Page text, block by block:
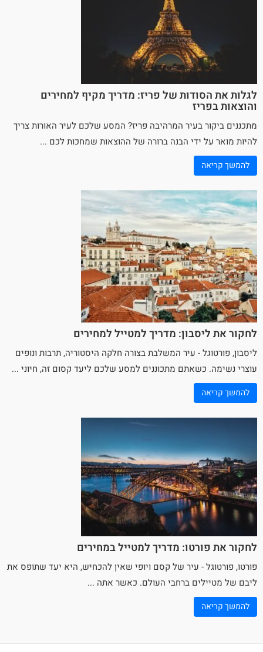
לגלות את הסודות של פריז: מדריך מקיף למחירים
והוצאות בפריז
מתכננים ביקור בעיר המרהיבה פריז? המסע שלכם לעיר האורות צריך
להיות מואר על ידי הבנה ברורה של ההוצאות שמחכות לכם ...
להמשך קריאה
לחקור את ליסבון: מדריך למטייל למחירים
ליסבון, פורטוגל - עיר המשלבת בצורה חלקה היסטוריה, תרבות ונופים
עוצרי נשימה. כשאתם מתכוננים למסע שלכם ליעד קסום זה, חיוני ...
להמשך קריאה
לחקור את פורטו: מדריך למטייל במחירים
פורטו, פורטוגל - עיר של קסם ויופי שאין להכחיש, היא יעד שתופס את
ליבם של מטיילים ברחבי העולם. כאשר אתה ...
להמשך קריאה